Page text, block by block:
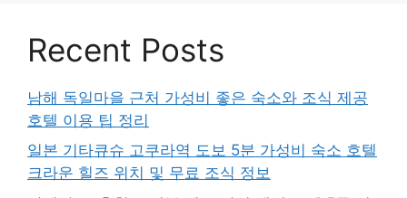
Recent Posts
남해 독일마을 근처 가성비 좋은 숙소와 조식 제공
호텔 이용 팁 정리
일본 기타큐슈 고쿠라역 도보 5분 가성비 숙소 호텔
크라운 힐즈 위치 및 무료 조식 정보